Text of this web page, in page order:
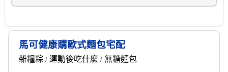
馬可健康購歐式麵包宅配
雜糧粽 / 運動後吃什麼 / 無糖麵包